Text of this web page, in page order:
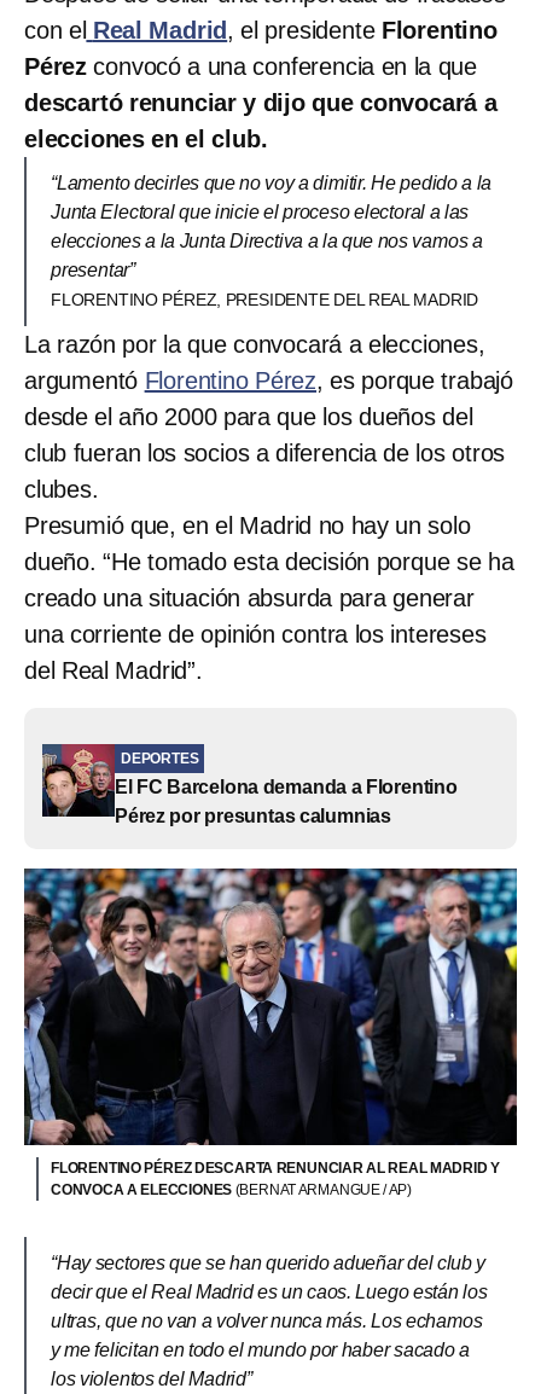
con el Real Madrid , el presidente Florentino
Pérezconvocó a una conferencia en la que
descartó renunciar y dijo que convocará a
elecciones en el club.
“Lamento decirles que no voy a dimitir. He pedido a la
Junta Electoral que inicie el proceso electoral a las
elecciones a la Junta Directiva a la que nos vamos a
presentar”
FLORENTINO PÉREZ, PRESIDENTE DEL REAL MADRID
La razón por la que convocará a elecciones,
argumentó Florentino Pérez, es porque trabajó
desde el año 2000 para que los dueños del
club fueran los socios a diferencia de los otros
clubes.
Presumió que, en el Madrid no hay un solo
dueño. “He tomado esta decisión porque se ha
creado una situación absurda para generar
una corriente de opinión contra los intereses
del Real Madrid”.
DEPORTES
El FC Barcelona demanda a Florentino
Pérez por presuntas calumnias
FLORENTINO PÉREZ DESCARTA RENUNCIAR AL REAL MADRID Y
CONVOCA A ELECCIONES (BERNAT ARMANGUE / AP)
“Hay sectores que se han querido adueñar del club y
decir que el Real Madrid es un caos. Luego están los
ultras, que no van a volver nunca más. Los echamos
y me felicitan en todo el mundo por haber sacado a
los violentos del Madrid”